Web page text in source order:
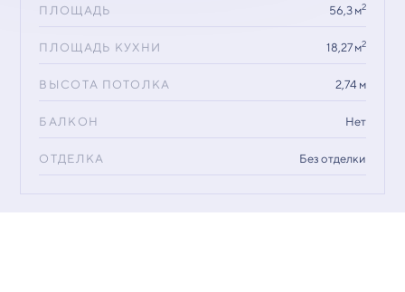
ПЛОЩАДЬ 56,3 м2
ПЛОЩАДЬ КУХНИ 18,27 м2
ВЫСОТА ПОТОЛКА 2,74 м
БАЛКОН Нет
ОТДЕЛКА Без отделки